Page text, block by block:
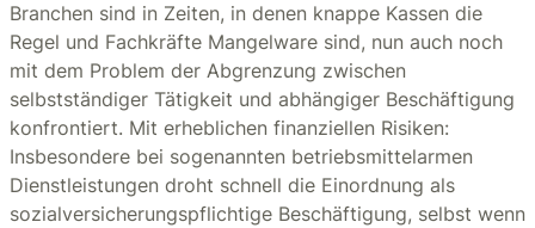
Branchen sind in Zeiten, in denen knappe Kassen die
Regel und Fachkräfte Mangelware sind, nun auch noch
mit dem Problem der Abgrenzung zwischen
selbstständiger Tätigkeit und abhängiger Beschäftigung
konfrontiert. Mit erheblichen finanziellen Risiken:
Insbesondere bei sogenannten betriebsmittelarmen
Dienstleistungen droht schnell die Einordnung als
sozialversicherungspflichtige Beschäftigung, selbst wenn